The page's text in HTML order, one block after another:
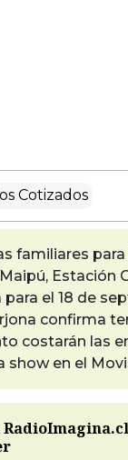
Cotizados
familiares
Estación
para el 18 de
confirma
costarán las
show en el